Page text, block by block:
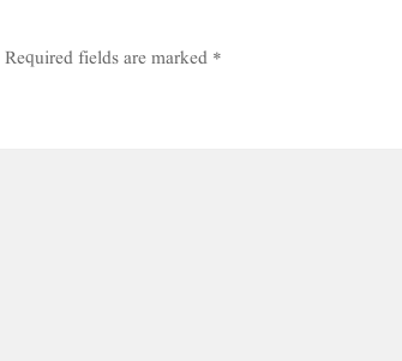
Required fields are marked*